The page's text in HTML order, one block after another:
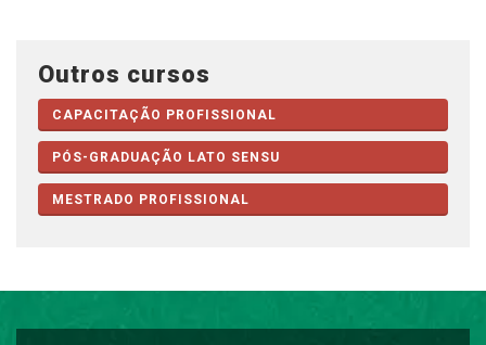
Outros cursos
CAPACITAÇÃO PROFISSIONAL
PÓS-GRADUAÇÃO LATO SENSU
MESTRADO PROFISSIONAL